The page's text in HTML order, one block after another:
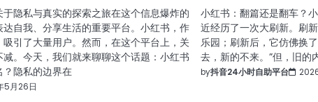
隐私与真实的探索之旅在这个信息爆炸的
自我、分享生活的重要平台。小红书，作
引了大量用户。然而，在这个平台上，关
。今天，我们就来聊聊这个话题：小红书
隐私的边界在
5月26日
小红书：翻篇还是翻车？
近经历了一次大刷新。刷
乐园；刷新后，它仿佛换
去，新的不来。”但，旧的
by抖音24小时自助平台